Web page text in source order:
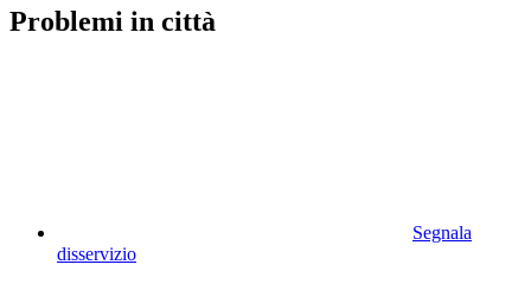
Problemi in città
Segnala
disservizio